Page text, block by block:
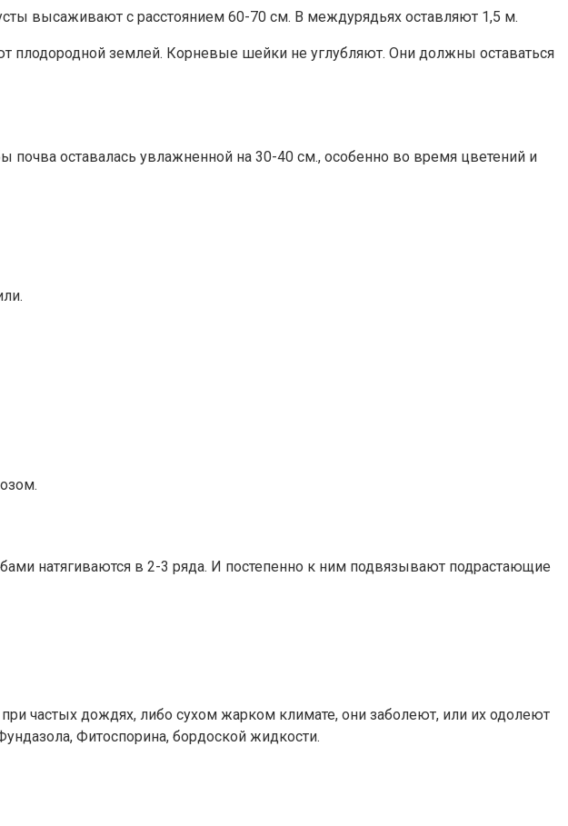
высаживают с расстоянием 60-70 см. В междурядьях оставляют 1,5 м.
землей. Корневые шейки не углубляют. Они должны оставаться
оставалась увлажненной на 30-40 см., особенно во время цветений и
натягиваются в 2-3 ряда. И постепенно к ним подвязывают подрастающие
при частых дождях, либо сухом жарком климате, они заболеют, или их одолеют
Фитоспорина, бордоской жидкости.